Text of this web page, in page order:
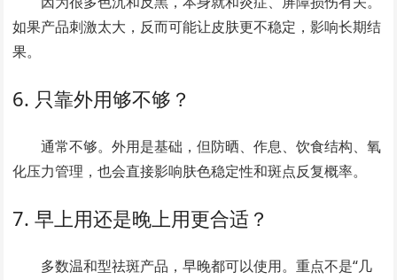
如果产品刺激太大，反而可能让皮肤更不稳定，影响长期结
果。
6. 只靠外用够不够？
通常不够。外用是基础，但防晒、作息、饮食结构、氧
化压力管理，也会直接影响肤色稳定性和斑点反复概率。
7. 早上用还是晚上用更合适？
多数温和型祛斑产品，早晚都可以使用。重点不是“几